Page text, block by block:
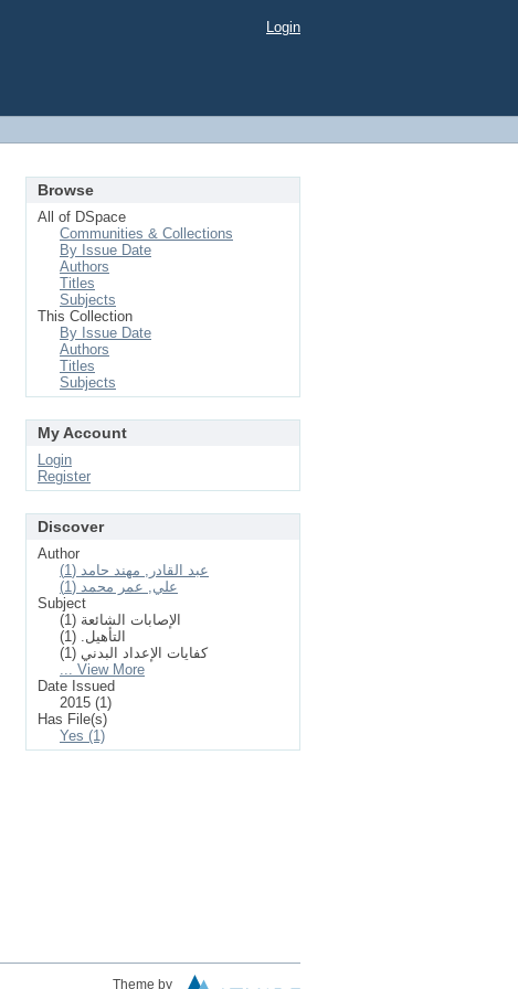
Login
Browse
All of DSpace
Communities & Collections
By Issue Date
Authors
Titles
Subjects
This Collection
By Issue Date
Authors
Titles
Subjects
My Account
Login
Register
Discover
Author
عبد القادر, مهند حامد (1)
علي, عمر محمد (1)
Subject
الإصابات الشائعة (1)
التأهيل. (1)
كفايات الإعداد البدني (1)
... View More
Date Issued
2015 (1)
Has File(s)
Yes (1)
Theme by